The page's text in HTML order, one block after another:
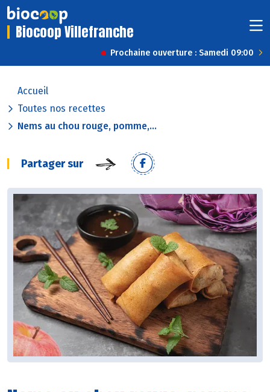
Biocoop Villefranche
Prochaine ouverture : Samedi 09:00
Accueil
Toutes nos recettes
Nems au chou rouge, pomme,...
Partager sur